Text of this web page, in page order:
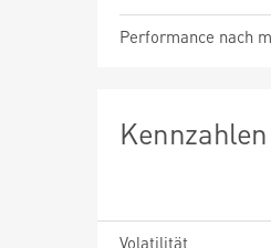
Performance nach
Volatilität